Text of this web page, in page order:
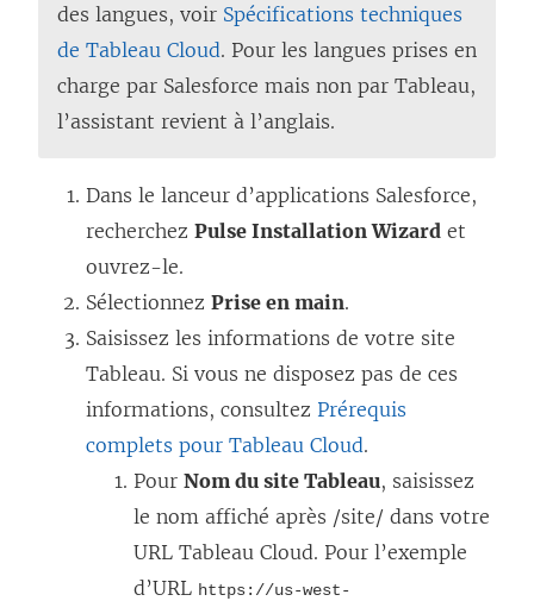
des langues, voir Spécifications techniques
de Tableau Cloud. Pour les langues prises en
charge par Salesforce mais non par Tableau,
l’assistant revient à l’anglais.
Dans le lanceur d’applications Salesforce,
recherchez Pulse Installation Wizard et
ouvrez-le.
Sélectionnez Prise en main.
Saisissez les informations de votre site
Tableau. Si vous ne disposez pas de ces
informations, consultez Prérequis
complets pour Tableau Cloud.
Pour Nom du site Tableau, saisissez
le nom affiché après /site/ dans votre
URL Tableau Cloud. Pour l’exemple
d’URL https://us-west-